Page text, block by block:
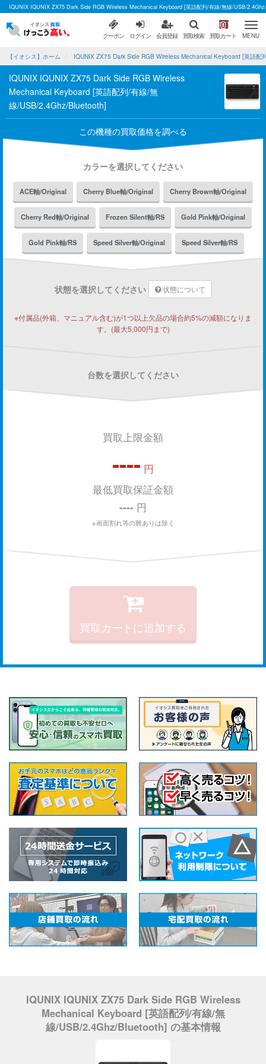
IQUNIX IQUNIX ZX75 Dark Side RGB Wireless Mechanical Keyboard [英語配列/有線/無線/USB/
クーポン ログイン 会員登録 買取検索
0
買取カート MENU
【イオシス】ホーム IQUNIX ZX75 Dark Side RGB Wireless Mechanical Keyboard [英語
IQUNIX IQUNIX ZX75 Dark Side RGB Wireless
Mechanical Keyboard [英語配列/有線/無
線/USB/2.4Ghz/Bluetooth]
この機種の買取価格を調べる
カラーを選択してください
ACE軸/Original Cherry Blue軸/Original Cherry Brown軸/Original
Cherry Red軸/Original Frozen Silent軸/RS Gold Pink軸/Original
Gold Pink軸/RS Speed Silver軸/Original Speed Silver軸/RS
状態を選択してください 状態について
※付属品(外箱、マニュアル含む)が1つ以上欠品の場合約5%の減額になりま
す。(最大5,000円まで)
台数を選択してください
買取上限金額
---- 円
最低買取保証金額
---- 円
※画面割れ等の難ありは除く
買取カートに追加する
IQUNIX IQUNIX ZX75 Dark Side RGB Wireless
Mechanical Keyboard [英語配列/有線/無
線/USB/2.4Ghz/Bluetooth] の基本情報